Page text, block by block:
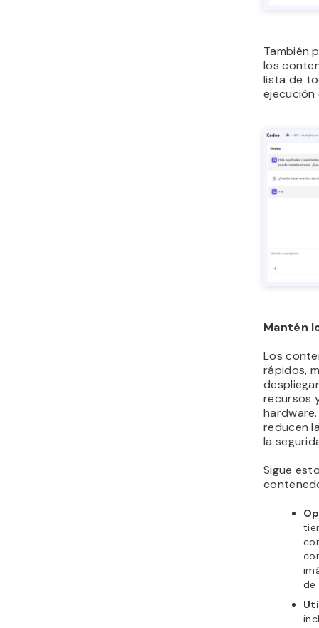
También
los
lista de
ejecución
Mantén
Los
rápidos,
recursos
reducen
la
Sigue
de